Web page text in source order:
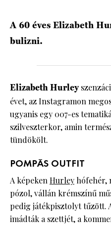
A 60 éves Elizabeth
bulizni.
Elizabeth Hurley
évet, az Instagramon
ugyanis egy 007-es
szilveszterkor, amin
tündökölt.
POMPÁS OUTFIT
A képekenHurley hófehér,
pózol, vállán krémszínű
pedig játékpisztolyt tűzött.
imádták a szettjét, a